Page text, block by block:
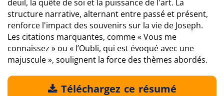
deuil, la quête de soi et la puissance de l'art. La
structure narrative, alternant entre passé et présent,
renforce l'impact des souvenirs sur la vie de Joseph.
Les citations marquantes, comme « Vous me
connaissez » ou « l’Oubli, qui est évoqué avec une
majuscule », soulignent la force des thèmes abordés.
Téléchargez ce résumé